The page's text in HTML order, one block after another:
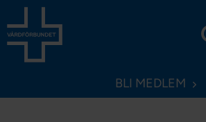
BLI MEDLEM